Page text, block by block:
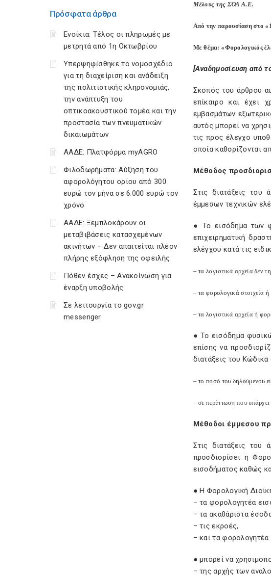
Πρόσφατα άρθρα
Ενοίκια: Τέλος οι πληρωμές με
μετρητά από 1η Οκτωβρίου
Υπερψηφίσθηκε το νομοσχέδιο
για τη διαχείριση και ανάδειξη
της πολιτιστικής κληρονομιάς,
την ανάπτυξη του
οπτικοακουστικού τομέα και την
προστασία των πνευματικών
δικαιωμάτων
ΑΑΔΕ: Πλατφόρμα myAGRO
Φιλοδωρήματα: Αύξηση του
αφορολόγητου ορίου από 300
ευρώ τον μήνα σε 6.000 ευρώ τον
χρόνο
ΑΑΔΕ: Ξεμπλοκάρουν οι
μεταβιβάσεις κατασχεμένων
ακινήτων – Δεν απαιτείται πλέον
πλήρης εξόφληση της οφειλής
Πόθεν έσχες – Ανακοίνωση για
έναρξη υποβολής
Σε λειτουργία το gov.gr
messenger
Μέλους της ΣΟΛ Α.Ε.
Από την παρουσίαση στο
Με θέμα: «Φορολογικός
[Αναδημοσίευση από
Σκοπός του άρθρου
επίκαιρο και έχει
εμβασμάτων
αυτός μπορεί να
τις προς έλεγχο
οποία καθορίζονται
Μέθοδος
Στις διατάξεις
έμμεσων τεχνικών
● Το εισόδημα των
επιχειρηματική
ελέγχου κατά τις
– τα λογιστικά αρχεία δεν
– τα φορολογικά στοιχεία
– τα λογιστικά αρχεία ή
● Το εισόδημα
επίσης να
διατάξεις του
– το ποσό του δηλούμενου
– σε περίπτωση που
Μέθοδοι έμμεσου
Στις διατάξεις του
προσδιορίσει η
εισοδήματος καθώς
● Η Φορολογική
– τα φορολογητέα
– τα ακαθάριστα
– τις εκροές,
– και τα
● μπορεί να
– της αρχής των